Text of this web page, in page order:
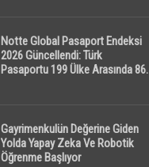
Notte Global Pasaport Endeksi
2026 Güncellendi: Türk
Pasaportu 199 Ülke Arasında 86.
Gayrimenkulün Değerine Giden
Yolda Yapay Zeka Ve Robotik
Öğrenme Başlıyor